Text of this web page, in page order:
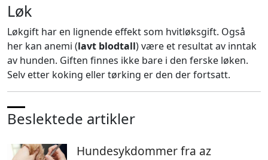
Løk
Løkgift har en lignende effekt som hvitløksgift. Også
her kan anemi (lavt blodtall) være et resultat av inntak
av hunden. Giften finnes ikke bare i den ferske løken.
Selv etter koking eller tørking er den der fortsatt.
Beslektede artikler
Hundesykdommer fra az